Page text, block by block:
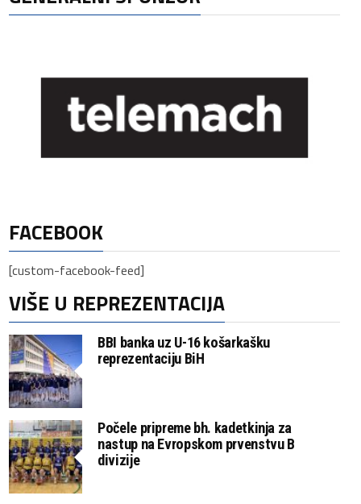
FACEBOOK
[custom-facebook-feed]
VIŠE U REPREZENTACIJA
BBI banka uz U-16 košarkašku
reprezentaciju BiH
Počele pripreme bh. kadetkinja za
nastup na Evropskom prvenstvu B
divizije